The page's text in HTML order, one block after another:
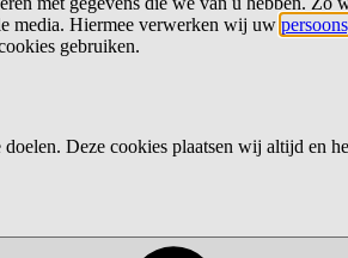
media. Hiermee verwerken wij uw
gebruiken.
Deze cookies plaatsen wij altijd en